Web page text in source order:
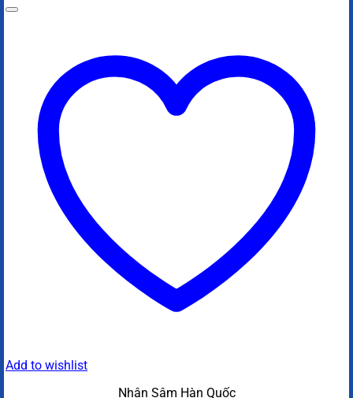
Add to wishlist
Nhân Sâm Hàn Quốc